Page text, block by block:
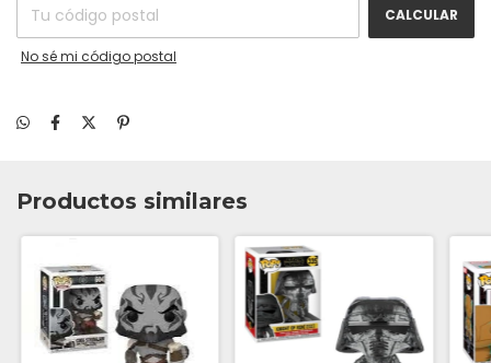
CALCULAR
No sé mi código postal
Productos similares